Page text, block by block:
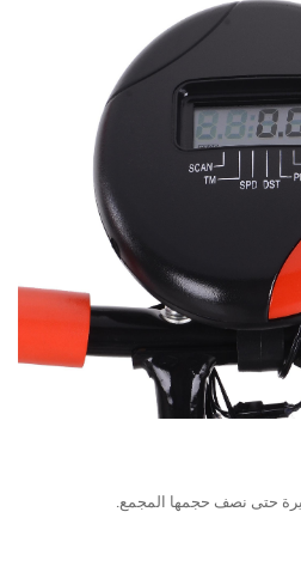
حتى نصف حجمها المجمع.